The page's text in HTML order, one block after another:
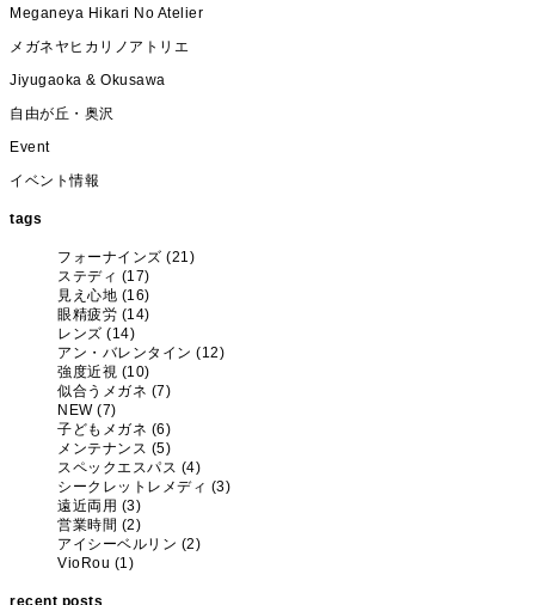
Meganeya Hikari No Atelier
メガネヤヒカリノアトリエ
Jiyugaoka & Okusawa
自由が丘・奥沢
Event
イベント情報
tags
フォーナインズ (21)
ステディ (17)
見え心地 (16)
眼精疲労 (14)
レンズ (14)
アン・バレンタイン (12)
強度近視 (10)
似合うメガネ (7)
NEW (7)
子どもメガネ (6)
メンテナンス (5)
スペックエスパス (4)
シークレットレメディ (3)
遠近両用 (3)
営業時間 (2)
アイシーベルリン (2)
VioRou (1)
recent posts